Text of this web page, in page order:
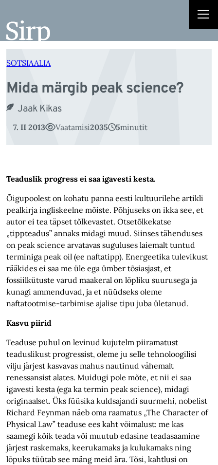
juurde
SOTSIAALIA
Mida märgib peak science?
Jaak Kikas
7. II 2013 Vaatamisi2035 5minutit
Teaduslik progress ei saa igavesti kesta.
Õigupoolest on kohatu panna eesti kultuurilehe artikli
pealkirja ingliskeelne mõiste. Põhjuseks on ikka see, et
autor ei tea täpset tõlkevastet. Otsetõlkekatse
„tippteadus” annaks midagi muud. Siinses tähenduses
on peak science arvatavas suguluses laiemalt tuntud
terminiga peak oil (ee naftatipp). Energeetika tulevikust
rääkides ei saa me üle ega ümber tõsiasjast, et
fossiilkütuste varud maakeral on lõpliku suurusega ja
kunagi ammenduvad, ja et nüüdseks oleme
naftatootmise-tarbimise ajalise tipu juba ületanud.
Kasvu piirid
Teaduse puhul on levinud kujutelm piiramatust
teaduslikust progressist, oleme ju selle tehnoloogilisi
vilju järjest kasvavas mahus nautinud vähemalt
renessansist alates. Muidugi pole mõte, et nii ei saa
igavesti kesta (ega ka termin peak science), midagi
originaalset. Üks füüsika kuldsajandi suurmehi, nobelist
Richard Feynman näeb oma raamatus „The Character of
Physical Law” teaduse ees kaht võimalust: me kas
saamegi kõik teada või muutub edasine teadasaamine
järjest raskemaks, keerukamaks ja kulukamaks ning
lõpuks tüütab see mäng meid ära. Tõsi, kahtlusi on